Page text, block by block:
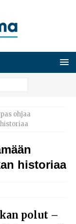
ohjaa
historiaa
polut –